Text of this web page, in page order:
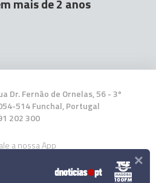
Dr. Fernão de Ornelas, 56 - 3º
514 Funchal, Portugal
202 300
a nossa App ×